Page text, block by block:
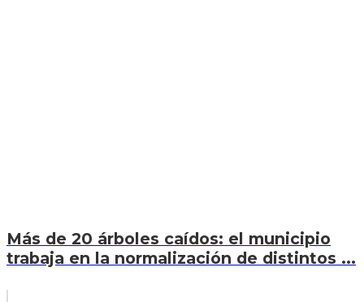
Más de 20 árboles caídos: el municipio
trabaja en la normalización de distintos ...